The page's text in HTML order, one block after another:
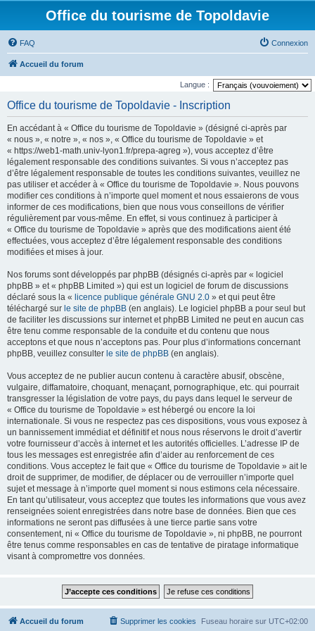
Office du tourisme de Topoldavie
FAQ Connexion
Accueil du forum
Langue :
Office du tourisme de Topoldavie - Inscription
En accédant à « Office du tourisme de Topoldavie » (désigné ci-après par
« nous », « notre », « nos », « Office du tourisme de Topoldavie » et
« https://web1-math.univ-lyon1.fr/prepa-agreg »), vous acceptez d’être
légalement responsable des conditions suivantes. Si vous n’acceptez pas
d’être légalement responsable de toutes les conditions suivantes, veuillez ne
pas utiliser et accéder à « Office du tourisme de Topoldavie ». Nous pouvons
modifier ces conditions à n’importe quel moment et nous essaierons de vous
informer de ces modifications, bien que nous vous conseillons de vérifier
régulièrement par vous-même. En effet, si vous continuez à participer à
« Office du tourisme de Topoldavie » après que des modifications aient été
effectuées, vous acceptez d’être légalement responsable des conditions
modifiées et mises à jour.
Nos forums sont développés par phpBB (désignés ci-après par « logiciel
phpBB » et « phpBB Limited ») qui est un logiciel de forum de discussions
déclaré sous la « licence publique générale GNU 2.0 » et qui peut être
téléchargé sur le site de phpBB (en anglais). Le logiciel phpBB a pour seul but
de faciliter les discussions sur internet et phpBB Limited ne peut en aucun cas
être tenu comme responsable de la conduite et du contenu que nous
acceptons et que nous n’acceptons pas. Pour plus d’informations concernant
phpBB, veuillez consulter le site de phpBB (en anglais).
Vous acceptez de ne publier aucun contenu à caractère abusif, obscène,
vulgaire, diffamatoire, choquant, menaçant, pornographique, etc. qui pourrait
transgresser la législation de votre pays, du pays dans lequel le serveur de
« Office du tourisme de Topoldavie » est hébergé ou encore la loi
internationale. Si vous ne respectez pas ces dispositions, vous vous exposez à
un bannissement immédiat et définitif et nous nous réservons le droit d’avertir
votre fournisseur d’accès à internet et les autorités officielles. L’adresse IP de
tous les messages est enregistrée afin d’aider au renforcement de ces
conditions. Vous acceptez le fait que « Office du tourisme de Topoldavie » ait le
droit de supprimer, de modifier, de déplacer ou de verrouiller n’importe quel
sujet et message à n’importe quel moment si nous estimons cela nécessaire.
En tant qu’utilisateur, vous acceptez que toutes les informations que vous avez
renseignées soient enregistrées dans notre base de données. Bien que ces
informations ne seront pas diffusées à une tierce partie sans votre
consentement, ni « Office du tourisme de Topoldavie », ni phpBB, ne pourront
être tenus comme responsables en cas de tentative de piratage informatique
visant à compromettre vos données.
Accueil du forum Fuseau horaire sur UTC+02:00
Supprimer les cookies